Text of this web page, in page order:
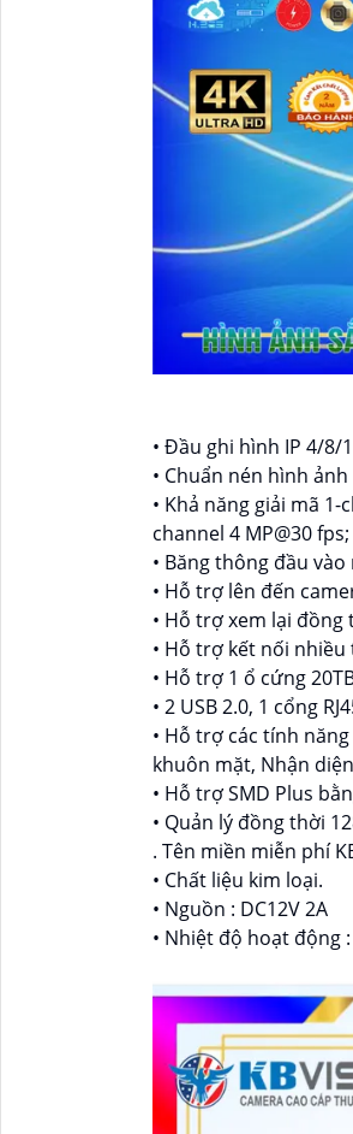
• Đầu ghi hình IP 4/8/
• Chuẩn nén hình
• Khả năng giải mã 1-
channel 4 MP@30
• Băng thông đầu
• Hỗ trợ lên đến
• Hỗ trợ xem lại
• Hỗ trợ kết nối
• Hỗ trợ 1 ổ cứng
• 2 USB 2.0, 1 cổng
• Hỗ trợ các tính
khuôn mặt, Nhận
• Hỗ trợ SMD Plus
• Quản lý đồng thời
. Tên miền miễn phí
• Chất liệu kim loại.
• Nguồn : DC12V 2A
• Nhiệt độ hoạt động :